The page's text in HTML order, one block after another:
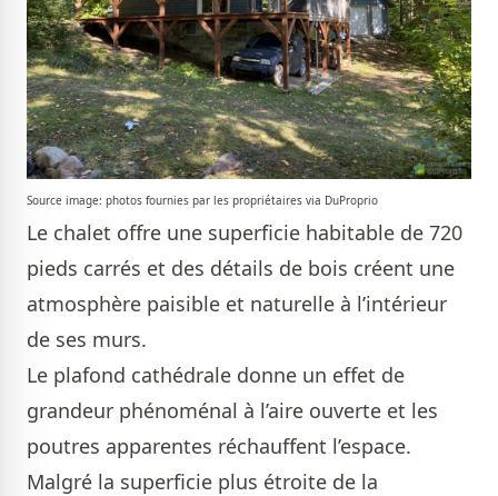
Source image: photos fournies par les propriétaires via DuProprio
Le chalet offre une superficie habitable de 720
pieds carrés et des détails de bois créent une
atmosphère paisible et naturelle à l’intérieur
de ses murs.
Le plafond cathédrale donne un effet de
grandeur phénoménal à l’aire ouverte et les
poutres apparentes réchauffent l’espace.
Malgré la superficie plus étroite de la